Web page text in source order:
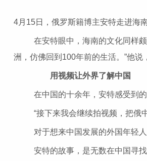
4月15日，俄罗斯籍博主安特走进海
在安特眼中，海南的文化同样颇
洲，仿佛回到100年前的生活。”他说
用视频让外界了解中国
在中国的十余年，安特感受到的
“接下来我会继续拍视频，把俄中
对于想来中国发展的外国年轻人
安特的故事，是无数在中国寻找